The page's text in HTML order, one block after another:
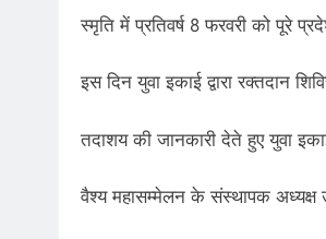
स्मृति में प्रतिवर्ष 8 फरवरी को पूरे
इस दिन युवा इकाई द्वारा रक्तदान
तदाशय की जानकारी देते हुए युवा
वैश्य महासम्मेलन के संस्थापक अध्यक्ष